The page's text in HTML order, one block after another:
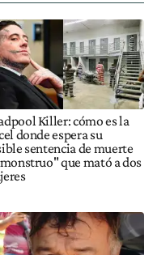
Killer: cómo es la
donde espera su
sentencia de muerte
que mató a dos